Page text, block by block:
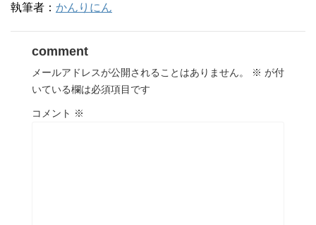
執筆者： かんりにん
comment
メールアドレスが公開されることはありません。 ※ が付
いている欄は必須項目です
コメント ※